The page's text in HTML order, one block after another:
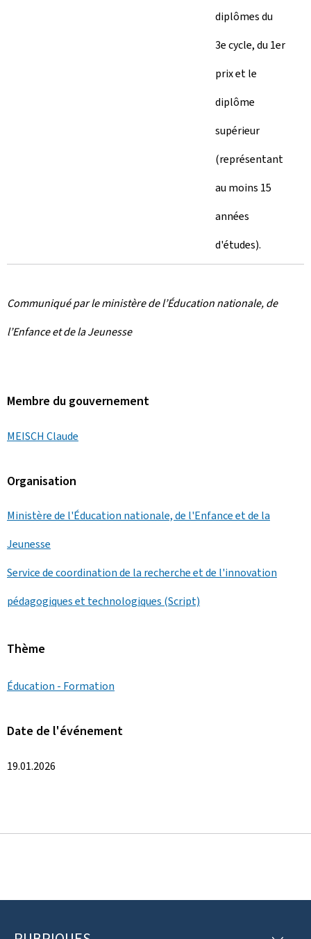
diplômes du
3e cycle, du 1er
prix et le
diplôme
supérieur
(représentant
au moins 15
années
d'études).
Communiqué par le ministère de l’Éducation nationale, de
l’Enfance et de la Jeunesse
Membre du gouvernement
MEISCH Claude
Organisation
Ministère de l'Éducation nationale, de l'Enfance et de la
Jeunesse
Service de coordination de la recherche et de l'innovation
pédagogiques et technologiques (Script)
Thème
Éducation - Formation
Date de l'événement
19.01.2026